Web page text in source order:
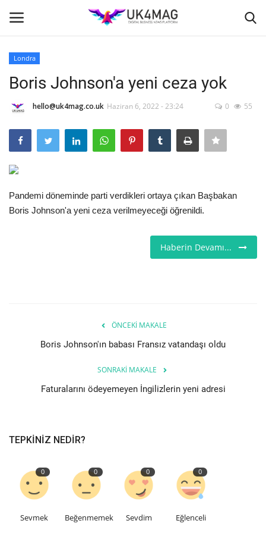
Ana Sayfa
İş Platformu
TVNET
TOPLUM
Videolar
Kültür - Sanat
Firma Rehberi
Sağlık
Londra
Boris Johnson'a yeni ceza yok
hello@uk4mag.co.uk Haziran 6, 2022 - 23:24 0 55
Pandemi döneminde parti verdikleri ortaya çıkan Başbakan
Boris Johnson'a yeni ceza verilmeyeceği öğrenildi.
Haberin Devamı...
ÖNCEKI MAKALE
Boris Johnson'ın babası Fransız vatandaşı oldu
SONRAKI MAKALE
Faturalarını ödeyemeyen İngilizlerin yeni adresi
TEPKINIZ NEDIR?
0
Sevmek
0
Beğenmemek
0
Sevdim
0
Eğlenceli